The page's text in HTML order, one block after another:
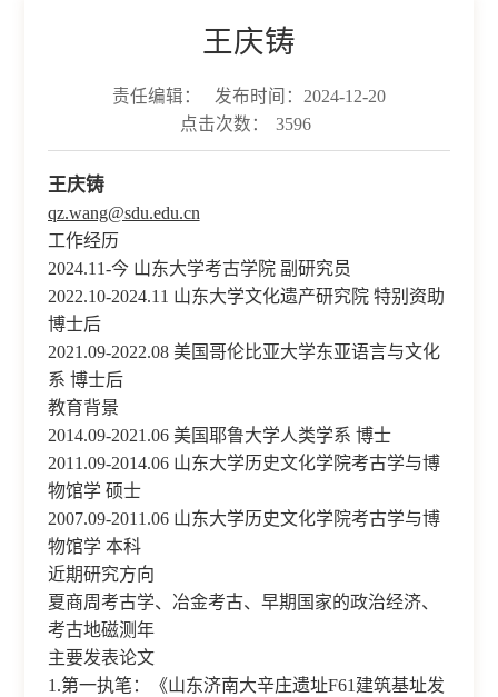
王庆铸
责任编辑：
发布时间：2024-12-20
点击次数：
3596
王庆铸
qz.wang@sdu.edu.cn
工作经历
2024.11-今 山东大学考古学院 副研究员
2022.10-2024.11 山东大学文化遗产研究院 特别资助
博士后
2021.09-2022.08 美国哥伦比亚大学东亚语言与文化
系 博士后
教育背景
2014.09-2021.06 美国耶鲁大学人类学系 博士
2011.09-2014.06 山东大学历史文化学院考古学与博
物馆学 硕士
2007.09-2011.06 山东大学历史文化学院考古学与博
物馆学 本科
近期研究方向
夏商周考古学、冶金考古、早期国家的政治经济、
考古地磁测年
主要发表论文
1.第一执笔：《山东济南大辛庄遗址F61建筑基址发